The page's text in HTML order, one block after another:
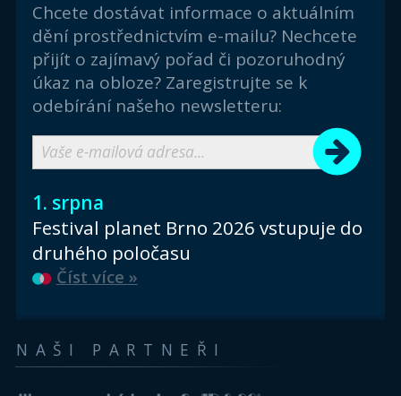
Chcete dostávat informace o aktuálním
dění prostřednictvím e-mailu? Nechcete
přijít o zajímavý pořad či pozoruhodný
úkaz na obloze? Zaregistrujte se k
odebírání našeho newsletteru:
1. srpna
Festival planet Brno 2026 vstupuje do
druhého poločasu
Číst více »
NAŠI PARTNEŘI